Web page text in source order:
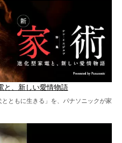
と、新しい愛情物語
ともに生きる」を、パナソニックが家